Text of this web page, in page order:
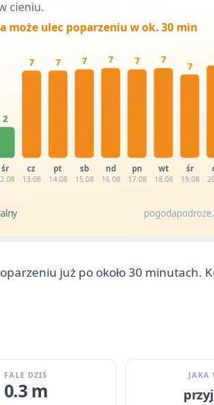
cieniu.
może ulec poparzeniu w ok. 30 min
2
śr
7
cz
13.08
7
pt
14.08
7
sb
15.08
7
nd
16.08
7
pn
17.08
7
wt
18.08
7
śr
19.08
już po około 30 minutach.
FALE DZIŚ
0.3 m
JAKA